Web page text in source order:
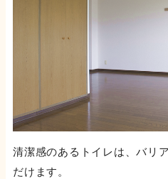
清潔感のあるトイレは、バリ
だけます。